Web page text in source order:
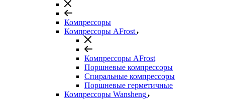
Компрессоры
Компрессоры AFrost
Компрессоры AFrost
Поршневые компрессоры
Спиральные компрессоры
Поршневые герметичные
Компрессоры Wansheng